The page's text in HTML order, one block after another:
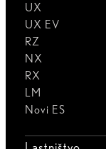
UX
UX EV
RZ
NX
RX
LM
Novi ES